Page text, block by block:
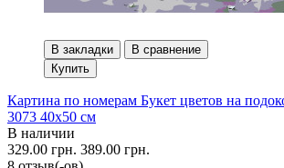
В закладки
В сравнение
Купить
Картина по номерам Букет цветов на
3073 40x50 см
В наличии
329.00 грн. 389.00 грн.